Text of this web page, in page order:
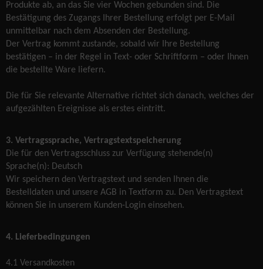
Produkte ab, an das Sie vier Wochen gebunden sind. Die
Bestätigung des Zugangs Ihrer Bestellung erfolgt per E-Mail
unmittelbar nach dem Absenden der Bestellung.
Der Vertrag kommt zustande, sobald wir Ihre Bestellung
bestätigen – in der Regel in Text- oder Schriftform – oder Ihnen
die bestellte Ware liefern.
Die für Sie relevante Alternative richtet sich danach, welches der
aufgezählten Ereignisse als erstes eintritt.
3. Vertragssprache, Vertragstextspeicherung
Die für den Vertragsschluss zur Verfügung stehende(n)
Sprache(n): Deutsch
Wir speichern den Vertragstext und senden Ihnen die
Bestelldaten und unsere AGB in Textform zu. Den Vertragstext
können Sie in unserem Kunden-Login einsehen.
4. Lieferbedingungen
4.1 Versandkosten